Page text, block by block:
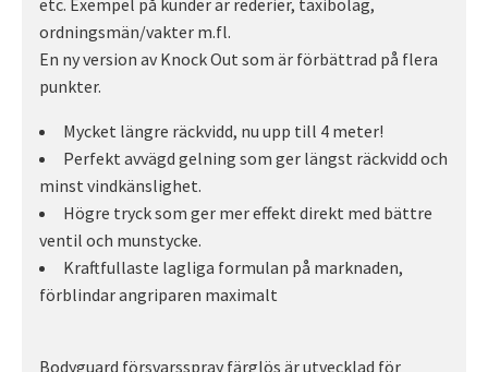
etc. Exempel på kunder är rederier, taxibolag,
ordningsmän/vakter m.fl.
En ny version av Knock Out som är förbättrad på flera
punkter.
Mycket längre räckvidd, nu upp till 4 meter!
Perfekt avvägd gelning som ger längst räckvidd och
minst vindkänslighet.
Högre tryck som ger mer effekt direkt med bättre
ventil och munstycke.
Kraftfullaste lagliga formulan på marknaden,
förblindar angriparen maximalt
Bodyguard försvarsspray färglös är utvecklad för